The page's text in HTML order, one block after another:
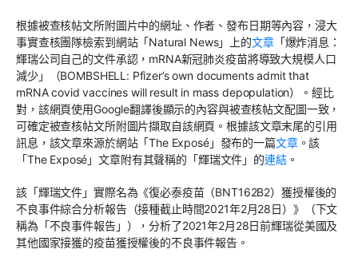
根據被查核帖文所附圖片中的網址、作者、發布日期等內容，浸大
事實查核團隊檢索到網站「Natural News」上的文章「爆炸消息：
輝瑞公司自己的文件承認，mRNA新冠肺炎疫苗將導致大規模人口
減少」（BOMBSHELL: Pfizer’s own documents admit that
mRNA covid vaccines will result in mass depopulation）。經比
對，該網頁使用Google翻譯後顯示的內容與被查核帖文配圖一致，
可確定被查核帖文所附圖片擷取自該網頁。根據該文章末尾的引用
訊息，該文章來源於網站「The Exposé」發布的一篇文章。該
「The Exposé」文章附有其聲稱的「輝瑞文件」的連結。
該「輝瑞文件」實際名為《復必泰疫苗（BNT162B2）獲授權後的
不良事件綜合分析報告（接種截止時間2021年2月28日）》（下文
稱為「不良事件報告」），分析了2021年2月28日前輝瑞從美國及
其他國家接獲的疫苗獲授權後的不良事件報告。